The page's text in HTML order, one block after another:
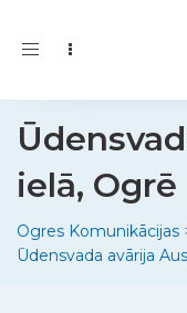
Toggle
ielā, Ogrē
Ogres Komunikācijas
Ūdensvada avārija